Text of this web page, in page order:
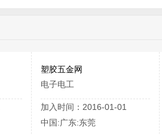
塑胶五金网
电子电工
加入时间：2016-01-01
中国:广东:东莞